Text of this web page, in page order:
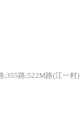
;355路;522M路(江一村)